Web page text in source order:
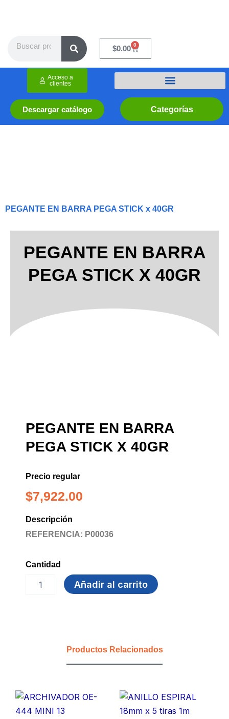
$0.00 0
Cart
Categorías
Descargar catálogo
Acceso a
clientes
PEGANTE EN BARRA PEGA STICK x 40GR
PEGANTE EN BARRA
PEGA STICK X 40GR
PEGANTE EN BARRA
PEGA STICK X 40GR
Precio regular
$7,922.00
Descripción
REFERENCIA: P00036
Cantidad
Añadir al carrito
Productos Relacionados